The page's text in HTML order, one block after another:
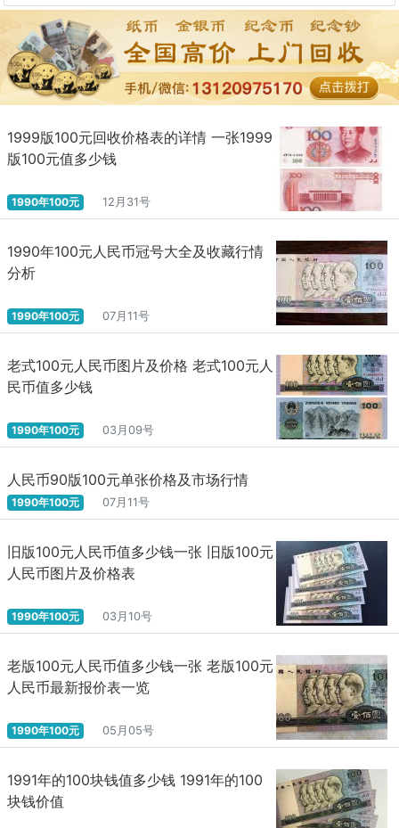
1999版100元回收价格表的详情 一张1999
版100元值多少钱
1990年100元 12月31号
1990年100元人民币冠号大全及收藏行情
分析
1990年100元 07月11号
老式100元人民币图片及价格 老式100元人
民币值多少钱
1990年100元 03月09号
人民币90版100元单张价格及市场行情
1990年100元 07月11号
旧版100元人民币值多少钱一张 旧版100元
人民币图片及价格表
1990年100元 03月10号
老版100元人民币值多少钱一张 老版100元
人民币最新报价表一览
1990年100元 05月05号
1991年的100块钱值多少钱 1991年的100
块钱价值